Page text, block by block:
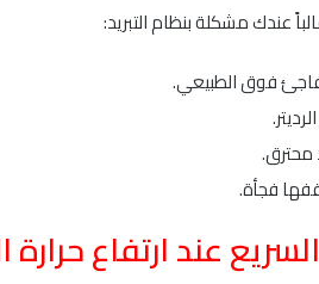
عندك مشكلة بنظام التبريد:
فوق الطبيعي.
محترق.
فجأة.
عند ارتفاع حرارة